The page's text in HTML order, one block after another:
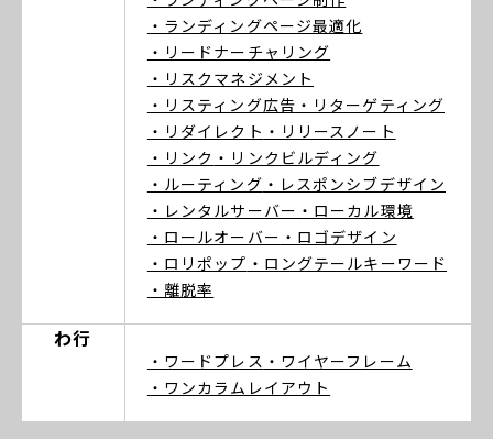
・ランディングページ最適化
・リードナーチャリング
・リスクマネジメント
・リスティング広告 ・リターゲティング
・リダイレクト ・リリースノート
・リンク ・リンクビルディング
・ルーティング ・レスポンシブデザイン
・レンタルサーバー ・ローカル環境
・ロールオーバー ・ロゴデザイン
・ロリポップ ・ロングテールキーワード
・離脱率
わ行
・ワードプレス ・ワイヤーフレーム
・ワンカラムレイアウト